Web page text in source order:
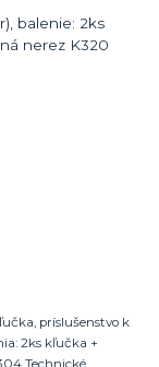
príslušenstvo k
2ks kľučka +